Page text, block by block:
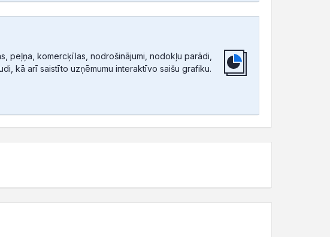
peļņa, komercķīlas, nodrošinājumi, nodokļu parādi,
kā arī saistīto uzņēmumu interaktīvo saišu grafiku.